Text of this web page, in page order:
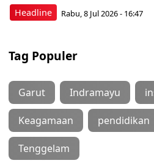
Headline Rabu, 8 Jul 2026 - 16:47
Tag Populer
Garut Indramayu
Keagamaan pendidikan
Tenggelam